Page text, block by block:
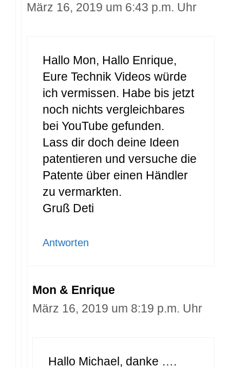
März 16, 2019 um 6:43 p.m. Uhr
Hallo Mon, Hallo Enrique,
Eure Technik Videos würde
ich vermissen. Habe bis jetzt
noch nichts vergleichbares
bei YouTube gefunden.
Lass dir doch deine Ideen
patentieren und versuche die
Patente über einen Händler
zu vermarkten.
Gruß Deti
Antworten
Mon & Enrique
März 16, 2019 um 8:19 p.m. Uhr
Hallo Michael, danke ….